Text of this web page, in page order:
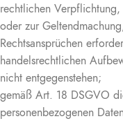
rechtlichen
oder zur
Rechtsansprüchen
handelsrechtlichen
nicht entgegenstehen;
gemäß Art. 18 DSGVO
personenbezogenen